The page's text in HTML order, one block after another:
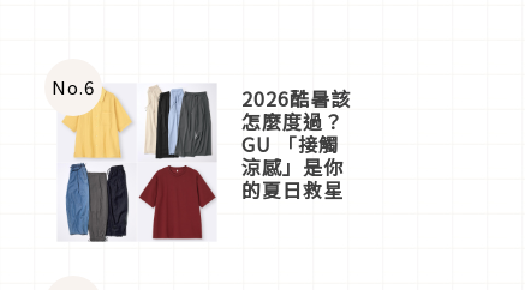
No.6 2026酷暑該
怎麼度過？
GU 「接觸
涼感」是你
的夏日救星